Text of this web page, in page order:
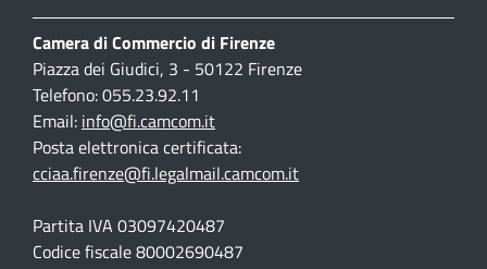
Camera di Commercio di Firenze
Piazza dei Giudici, 3 - 50122 Firenze
Telefono: 055.23.92.11
Email: info@fi.camcom.it
Posta elettronica certificata:
cciaa.firenze@fi.legalmail.camcom.it
Partita IVA 03097420487
Codice fiscale 80002690487